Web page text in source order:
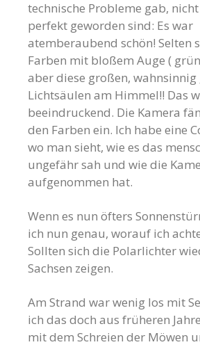
technische Probleme gab,
perfekt geworden sind: Es war
atemberaubend schön! Selten
Farben mit bloßem Auge (
aber diese großen,
Lichtsäulen am Himmel!! Das
beeindruckend. Die Kamera
den Farben ein. Ich habe eine
wo man sieht, wie es das
ungefähr sah und wie die
aufgenommen hat.
Wenn es nun öfters
ich nun genau, worauf ich
Sollten sich die Polarlichter
Sachsen zeigen.
Am Strand war wenig los mit
ich das doch aus früheren
mit dem Schreien der Möwen